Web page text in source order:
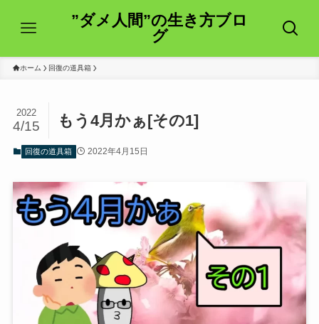
”ダメ人間”の生き方ブロ
グ
ホーム 回復の道具箱
もう4月かぁ[その1]
2022
4/15
回復の道具箱 2022年4月15日